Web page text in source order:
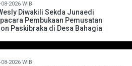
08-2026 WIB
Diwakili Sekda Junaedi
Pembukaan Pemusatan
Paskibraka di Desa Bahagia
08-2026 WIB